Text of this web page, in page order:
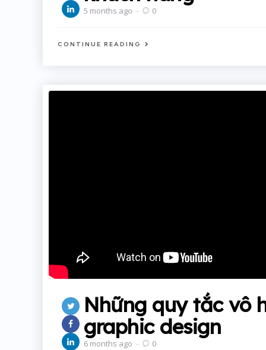
5 months ago 0
CONTINUE READING
Những quy tắc vô
graphic design
6 months ago 0